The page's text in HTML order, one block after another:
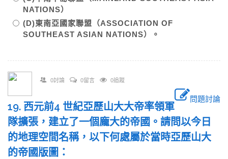
NATIONS）
(D)東南亞國家聯盟（ASSOCIATION OF
SOUTHEAST ASIAN NATIONS）。
0討論 0留言 0追蹤
問題討論
19. 西元前4 世紀亞歷山大大帝率領軍
隊擴張，建立了一個龐大的帝國。請問以今日
的地理空間名稱，以下何處屬於當時亞歷山大
的帝國版圖：